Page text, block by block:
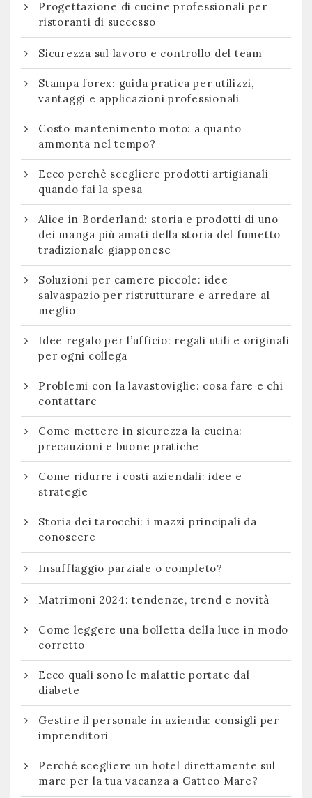
Progettazione di cucine professionali per
ristoranti di successo
Sicurezza sul lavoro e controllo del team
Stampa forex: guida pratica per utilizzi,
vantaggi e applicazioni professionali
Costo mantenimento moto: a quanto
ammonta nel tempo?
Ecco perchè scegliere prodotti artigianali
quando fai la spesa
Alice in Borderland: storia e prodotti di uno
dei manga più amati della storia del fumetto
tradizionale giapponese
Soluzioni per camere piccole: idee
salvaspazio per ristrutturare e arredare al
meglio
Idee regalo per l’ufficio: regali utili e originali
per ogni collega
Problemi con la lavastoviglie: cosa fare e chi
contattare
Come mettere in sicurezza la cucina:
precauzioni e buone pratiche
Come ridurre i costi aziendali: idee e
strategie
Storia dei tarocchi: i mazzi principali da
conoscere
Insufflaggio parziale o completo?
Matrimoni 2024: tendenze, trend e novità
Come leggere una bolletta della luce in modo
corretto
Ecco quali sono le malattie portate dal
diabete
Gestire il personale in azienda: consigli per
imprenditori
Perché scegliere un hotel direttamente sul
mare per la tua vacanza a Gatteo Mare?